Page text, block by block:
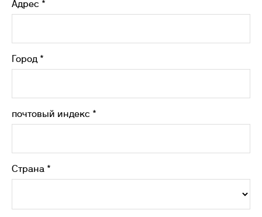
Адрес *
Город *
почтовый индекс *
Страна *